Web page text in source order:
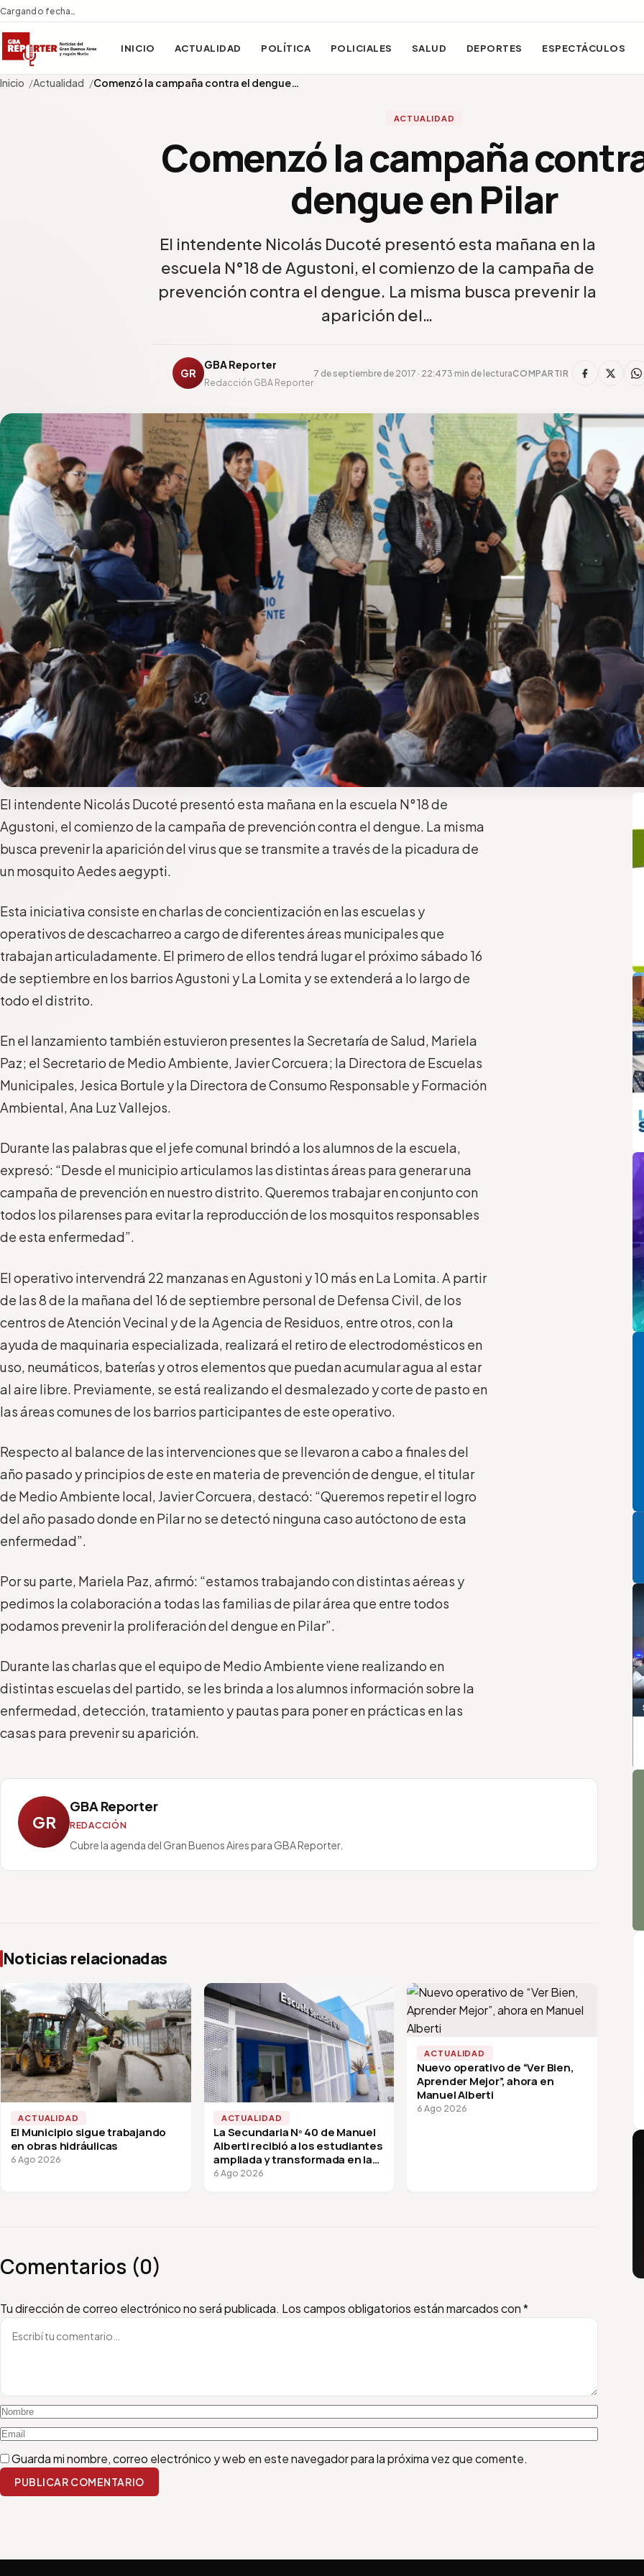
Cargando fecha…
INICIO ACTUALIDAD POLÍTICA POLICIALES SALUD DEPORTES ESPECTÁCULOS
Inicio Actualidad Comenzó la campaña contra el dengue…
ACTUALIDAD
Comenzó la campaña
dengue en Pilar
El intendente Nicolás Ducoté presentó esta mañana en la
escuela N°18 de Agustoni, el comienzo de la campaña de
prevención contra el dengue. La misma busca prevenir la
aparición del…
GR
GBA Reporter
Redacción GBA Reporter
7 de septiembre de 2017 · 22:473 min de lecturaCOMPARTIR
El intendente Nicolás Ducoté presentó esta mañana en la escuela N°18 de
Agustoni, el comienzo de la campaña de prevención contra el dengue. La misma
busca prevenir la aparición del virus que se transmite a través de la picadura de
un mosquito Aedes aegypti.
Esta iniciativa consiste en charlas de concientización en las escuelas y
operativos de descacharreo a cargo de diferentes áreas municipales que
trabajan articuladamente. El primero de ellos tendrá lugar el próximo sábado 16
de septiembre en los barrios Agustoni y La Lomita y se extenderá a lo largo de
todo el distrito.
En el lanzamiento también estuvieron presentes la Secretaría de Salud, Mariela
Paz; el Secretario de Medio Ambiente, Javier Corcuera; la Directora de Escuelas
Municipales, Jesica Bortule y la Directora de Consumo Responsable y Formación
Ambiental, Ana Luz Vallejos.
Durante las palabras que el jefe comunal brindó a los alumnos de la escuela,
expresó: “Desde el municipio articulamos las distintas áreas para generar una
campaña de prevención en nuestro distrito. Queremos trabajar en conjunto con
todos los pilarenses para evitar la reproducción de los mosquitos responsables
de esta enfermedad”.
El operativo intervendrá 22 manzanas en Agustoni y 10 más en La Lomita. A partir
de las 8 de la mañana del 16 de septiembre personal de Defensa Civil, de los
centros de Atención Vecinal y de la Agencia de Residuos, entre otros, con la
ayuda de maquinaria especializada, realizará el retiro de electrodomésticos en
uso, neumáticos, baterías y otros elementos que puedan acumular agua al estar
al aire libre. Previamente, se está realizando el desmalezado y corte de pasto en
las áreas comunes de los barrios participantes de este operativo.
Respecto al balance de las intervenciones que se llevaron a cabo a finales del
año pasado y principios de este en materia de prevención de dengue, el titular
de Medio Ambiente local, Javier Corcuera, destacó: “Queremos repetir el logro
del año pasado donde en Pilar no se detectó ninguna caso autóctono de esta
enfermedad”.
Por su parte, Mariela Paz, afirmó: “estamos trabajando con distintas aéreas y
pedimos la colaboración a todas las familias de pilar área que entre todos
podamos prevenir la proliferación del dengue en Pilar”.
Durante las charlas que el equipo de Medio Ambiente viene realizando en
distintas escuelas del partido, se les brinda a los alumnos información sobre la
enfermedad, detección, tratamiento y pautas para poner en prácticas en las
casas para prevenir su aparición.
GR
GBA Reporter
REDACCIÓN
Cubre la agenda del Gran Buenos Aires para GBA Reporter.
Noticias relacionadas
ACTUALIDAD
El Municipio sigue trabajando
en obras hidráulicas
6 Ago 2026
ACTUALIDAD
La Secundaria Nº 40 de Manuel
Alberti recibió a los estudiantes
ampliada y transformada en la
vuelta a clases
6 Ago 2026
ACTUALIDAD
Nuevo operativo de “Ver Bien,
Aprender Mejor”, ahora en
Manuel Alberti
6 Ago 2026
Comentarios (0)
Tu dirección de correo electrónico no será publicada. Los campos obligatorios están marcados con*
Escribí tu comentario
Nombre
Email
Guarda mi nombre, correo electrónico y web en este navegador para la próxima vez que comente.
PUBLICAR COMENTARIO